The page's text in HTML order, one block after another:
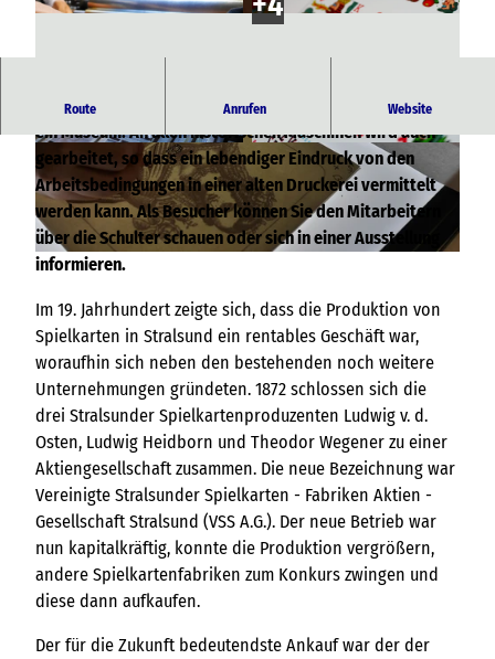
© SKF |CC-BY-NC-SA
© SKF | CC-BY-NC-SA © SKF |CC-BY-NC-SA
Route Anrufen Website
Die Spielkartenfabrik ist heute mehr eine Werkstatt als
ein Museum. An allen historischen Maschinen wird auch
gearbeitet, so dass ein lebendiger Eindruck von den
Arbeitsbedingungen in einer alten Druckerei vermittelt
werden kann. Als Besucher können Sie den Mitarbeitern
über die Schulter schauen oder sich in einer Ausstellung
informieren.
Im 19. Jahrhundert zeigte sich, dass die Produktion von
Spielkarten in Stralsund ein rentables Geschäft war,
woraufhin sich neben den bestehenden noch weitere
Unternehmungen gründeten. 1872 schlossen sich die
drei Stralsunder Spielkartenproduzenten Ludwig v. d.
Osten, Ludwig Heidborn und Theodor Wegener zu einer
Aktiengesellschaft zusammen. Die neue Bezeichnung war
Vereinigte Stralsunder Spielkarten - Fabriken Aktien -
Gesellschaft Stralsund (VSS A.G.). Der neue Betrieb war
nun kapitalkräftig, konnte die Produktion vergrößern,
andere Spielkartenfabriken zum Konkurs zwingen und
diese dann aufkaufen.
Der für die Zukunft bedeutendste Ankauf war der der